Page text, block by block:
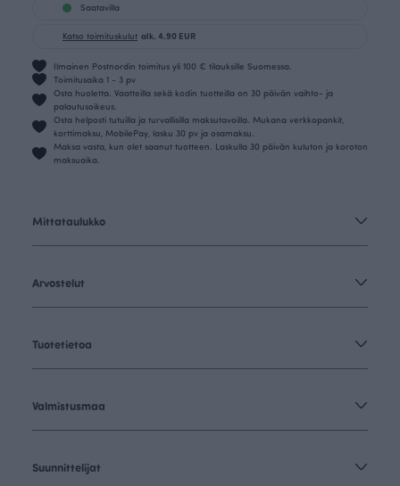
Saatavilla
Katso toimituskulut alk. 4.90 EUR
Ilmainen Postnordin toimitus yli 100 € tilauksille Suomessa.
Toimitusaika 1 - 3 pv
Osta huoletta. Vaatteilla sekä kodin tuotteilla on 30 päivän vaihto- ja
palautusoikeus.
Osta helposti tutuilla ja turvallisilla maksutavoilla. Mukana verkkopankit,
korttimaksu, MobilePay, lasku 30 pv ja osamaksu.
Maksa vasta, kun olet saanut tuotteen. Laskulla 30 päivän kuluton ja koroton
maksuaika.
Mittataulukko
Arvostelut
Tuotetietoa
Valmistusmaa
Suunnittelijat